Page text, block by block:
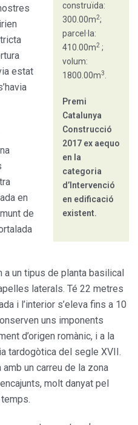
construïda:
300.00m2;
parcel·la:
410.00m2;
volum:
1800.00m3.
Premi
Catalunya
Construcció
2017 ex aequo
en la
categoria
d’Intervenció
en edificació
existent.
estat
en
de
un tipus de planta basilical
laterals. Té 22 metres
i l’interior s’eleva fins a 10
uns imponents
d’origen romànic, i a la
tardogòtica del segle XVII.
un carreu de la zona
molt danyat pel